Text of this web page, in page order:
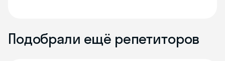
Подобрали ещё репетиторов